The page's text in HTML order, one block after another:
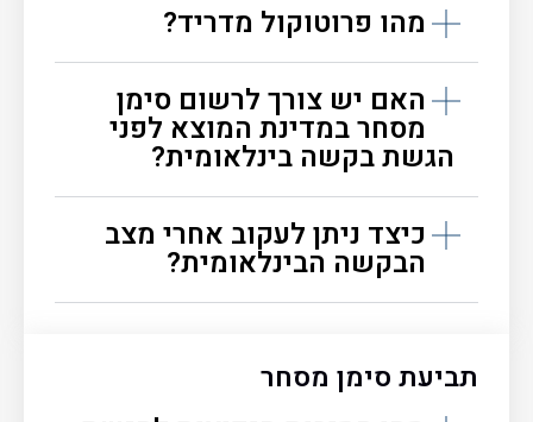
מהו פרוטוקול מדריד?
האם יש צורך לרשום סימן
מסחר במדינת המוצא לפני
הגשת בקשה בינלאומית?
כיצד ניתן לעקוב אחרי מצב
הבקשה הבינלאומית?
תביעת סימן מסחר